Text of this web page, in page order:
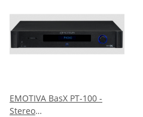
EMOTIVA BasX PT-100 -
Stereo